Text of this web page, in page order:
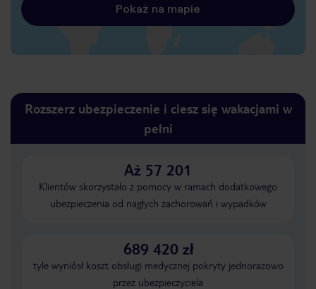
Pokaż na mapie
Rozszerz ubezpieczenie i ciesz się wakacjami w
pełni
Aż 57 201
Klientów skorzystało z pomocy w ramach dodatkowego
ubezpieczenia od nagłych zachorowań i wypadków
689 420 zł
tyle wyniósł koszt obsługi medycznej pokryty jednorazowo
przez ubezpieczyciela